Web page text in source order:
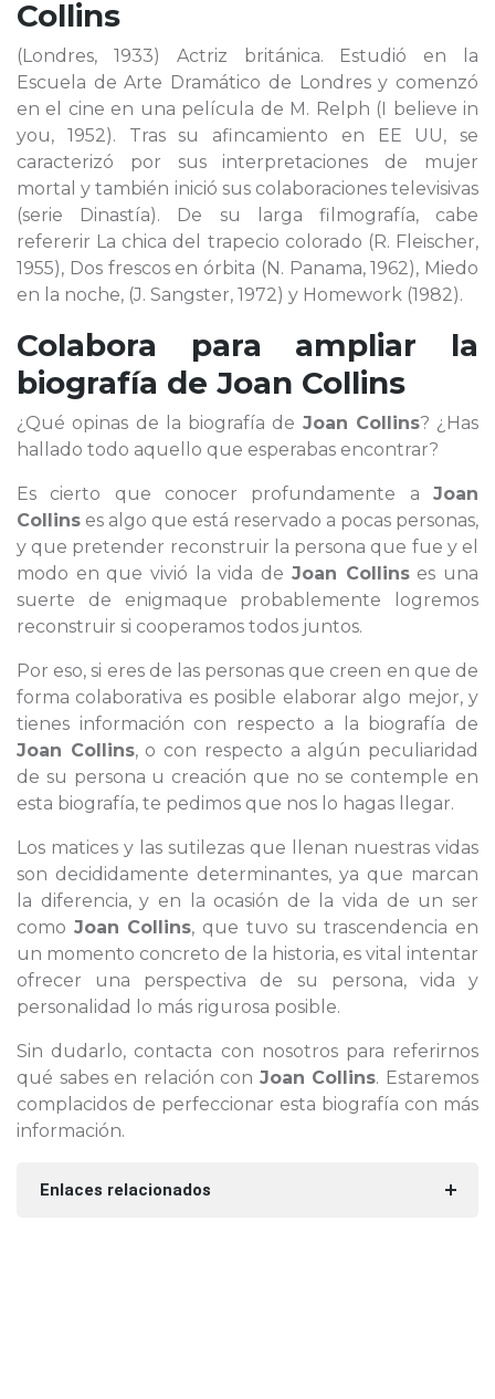
Collins
(Londres, 1933) Actriz británica. Estudió en la
Escuela de Arte Dramático de Londres y comenzó
en el cine en una película de M. Relph (I believe in
you, 1952). Tras su afincamiento en EE UU, se
caracterizó por sus interpretaciones de mujer
mortal y también inició sus colaboraciones televisivas
(serie Dinastía). De su larga filmografía, cabe
refererir La chica del trapecio colorado (R. Fleischer,
1955), Dos frescos en órbita (N. Panama, 1962), Miedo
en la noche, (J. Sangster, 1972) y Homework (1982).
Colabora para ampliar la
biografía de Joan Collins
¿Qué opinas de la biografía de Joan Collins? ¿Has
hallado todo aquello que esperabas encontrar?
Es cierto que conocer profundamente a Joan
Collins es algo que está reservado a pocas personas,
y que pretender reconstruir la persona que fue y el
modo en que vivió la vida de Joan Collinses una
suerte de enigmaque probablemente logremos
reconstruir si cooperamos todos juntos.
Por eso, si eres de las personas que creen en que de
forma colaborativa es posible elaborar algo mejor, y
tienes información con respecto a la biografía de
Joan Collins, o con respecto a algún peculiaridad
de su persona u creación que no se contemple en
esta biografía, te pedimos que nos lo hagas llegar.
Los matices y las sutilezas que llenan nuestras vidas
son decididamente determinantes, ya que marcan
la diferencia, y en la ocasión de la vida de un ser
como Joan Collins, que tuvo su trascendencia en
un momento concreto de la historia, es vital intentar
ofrecer una perspectiva de su persona, vida y
personalidad lo más rigurosa posible.
Sin dudarlo, contacta con nosotros para referirnos
qué sabes en relación con Joan Collins. Estaremos
complacidos de perfeccionar esta biografía con más
información.
Enlaces relacionados